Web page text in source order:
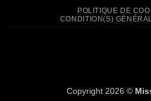
POLITIQUE DE
CONDITION(S)
Copyright 2026 ©